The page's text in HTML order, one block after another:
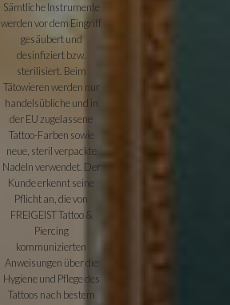
Sämtliche Instrumente
werden vor dem Eingriff
gesäubert und
desinfiziert bzw.
sterilisiert. Beim
Tätowieren werden nur
handelsübliche und in
der EU zugelassene
Tattoo-Farben sowie
neue, steril verpackte
Nadeln verwendet. Der
Kunde erkennt seine
Pflicht an, die von
FREIGEIST Tattoo &
Piercing
kommunizierten
Anweisungen über die
Hygiene und Pflege des
Tattoos nach bestem